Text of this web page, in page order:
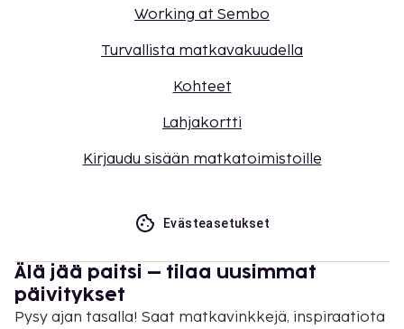
Working at Sembo
Turvallista matkavakuudella
Kohteet
Lahjakortti
Kirjaudu sisään matkatoimistoille
Evästeasetukset
Älä jää paitsi – tilaa uusimmat
päivitykset
Pysy ajan tasalla! Saat matkavinkkejä, inspiraatiota